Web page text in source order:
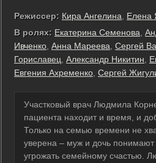
Режиссер: Кира Ангелина
Елена
В ролях: Екатерина Семенова
Ивченко Анна Мареева Сергей
Гориславец Александр Никитин
Евгения Ахременко Сергей
Участковый врач Людмила
пациента находит и время, и
Только на семью времени не
уверена – муж и дочь
угрожать семейному счастью.